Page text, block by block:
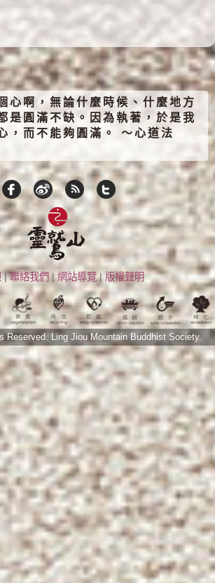
心啊，無論什麼時候、什麼地方
是圓滿不缺。因為執著，於是我
，而不能夠圓滿。 ～心道法
|聯絡我們| 網站導覽| 版權聲明
Reserved. Ling Jiou Mountain Buddhist Society.